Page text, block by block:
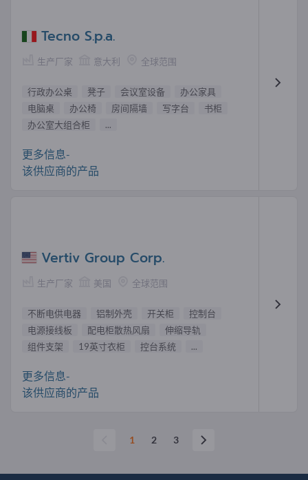
Tecno S.p.a.
生产厂家 意大利 全球范围
行政办公桌 凳子 会议室设备
办公家具
电脑桌
办公椅 房间隔墙 写字台
书柜
办公室大组合柜
...
更多信息-
该供应商的产品
Vertiv Group Corp.
生产厂家 美国 全球范围
不断电供电器 铝制外壳 开关柜
控制台
电源接线板
配电柜散热风扇
伸缩导轨
组件支架
19英寸衣柜 控台系统 ...
更多信息-
该供应商的产品
1 2 3